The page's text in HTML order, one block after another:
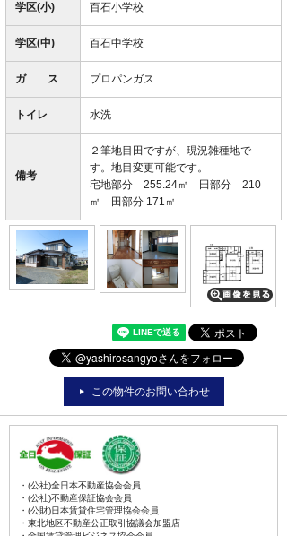
学区(小) 百石小学校
学区(中) 百石中学校
ガ ス プロパンガス
トイレ 水洗
備考
２筆地目田ですが、現況雑種地で
す。地目変更可能です。
宅地部分 255.24㎡ 田部分 210
㎡ 田部分 171㎡
この物件のお問い合わせ
・(公社)全日本不動産協会会員
・(公社)不動産保証協会会員
・(公財)日本賃貸住宅管理協会会員
・東北地区不動産公正取引協議会加盟店